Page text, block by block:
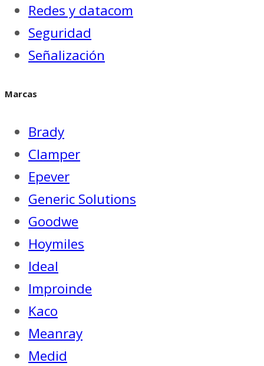
Redes y datacom
Seguridad
Señalización
Marcas
Brady
Clamper
Epever
Generic Solutions
Goodwe
Hoymiles
Ideal
Improinde
Kaco
Meanray
Medid